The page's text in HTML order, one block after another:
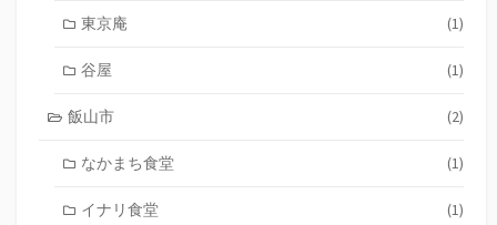
東京庵 (1)
谷屋 (1)
飯山市 (2)
なかまち食堂 (1)
イナリ食堂 (1)